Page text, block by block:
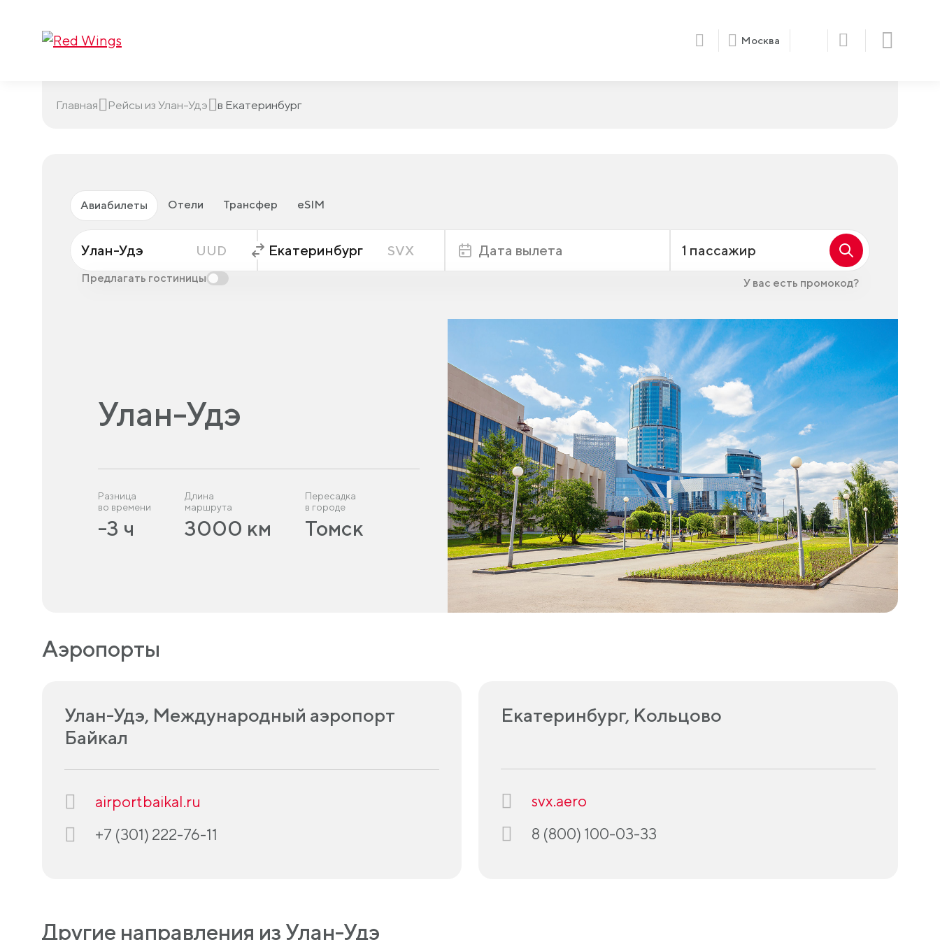
Москва
Главная Рейсы из Улан-Удэ в Екатеринбург
Авиабилеты Отели Трансфер eSIM
Улан-Удэ UUD Екатеринбург SVX Дата вылета 1 пассажир
Предлагать гостиницы У вас есть промокод?
Улан-Удэ
Разница
во времени
-3 ч
Длина
маршрута
3000 км
Пересадка
в городе
Томск
Аэропорты
Улан-Удэ, Международный аэропорт
Байкал
airportbaikal.ru
+7 (301) 222-76-11
Екатеринбург, Кольцово
svx.aero
8 (800) 100-03-33
Другие направления из Улан-Удэ